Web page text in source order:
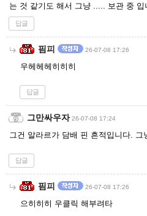
는 것 같기도 해서 그냥 ..... 보관 중 입
답글
핌피 26-07-08 17:26
우헤헤헤히히히
답글
그만싸우자 26-07-08 17:24
그건 알라르가 담배 핀 흔적입니다. 그
답글
핌피 26-07-08 17:26
으히히히 우클릭 해부려타